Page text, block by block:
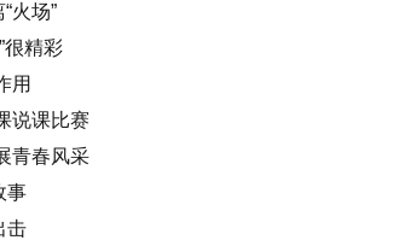
火场”
精彩
用
说课比赛
青春风采
事
击